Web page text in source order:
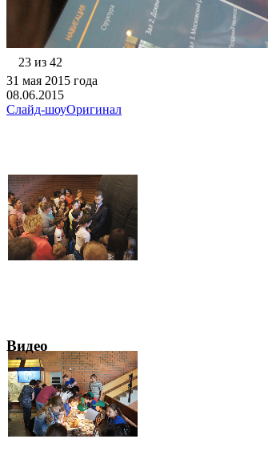
23 из 42
31 мая 2015 года
08.06.2015
Слайд-шоуОригинал
Видео